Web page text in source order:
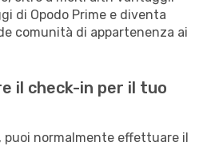
di Opodo Prime e diventa
comunità di appartenenza ai
il check-in per il tuo
puoi normalmente effettuare il